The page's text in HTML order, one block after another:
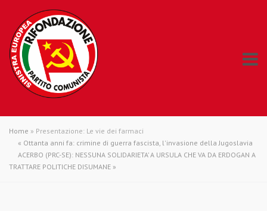
Home » Presentazione: Le vie dei farmaci
« Ottanta anni fa: crimine di guerra fascista, l'invasione della Jugoslavia
ACERBO (PRC-SE): NESSUNA SOLIDARIETA’ A URSULA CHE VA DA ERDOGAN A
TRATTARE POLITICHE DISUMANE »